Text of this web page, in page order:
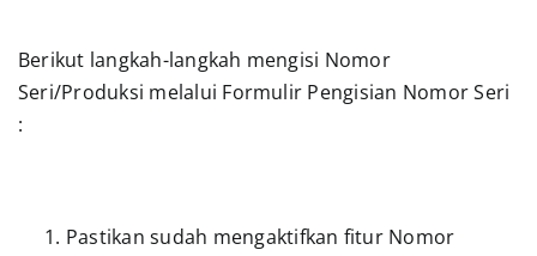
Presentasi
Berikut langkah-langkah mengisi Nomor
Seri/Produksi melalui Formulir Pengisian Nomor Seri
:
Pastikan sudah mengaktifkan fitur Nomor